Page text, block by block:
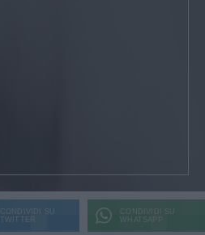
CONDIVIDI SU
TWITTER
CONDIVIDI SU
WHATSAPP